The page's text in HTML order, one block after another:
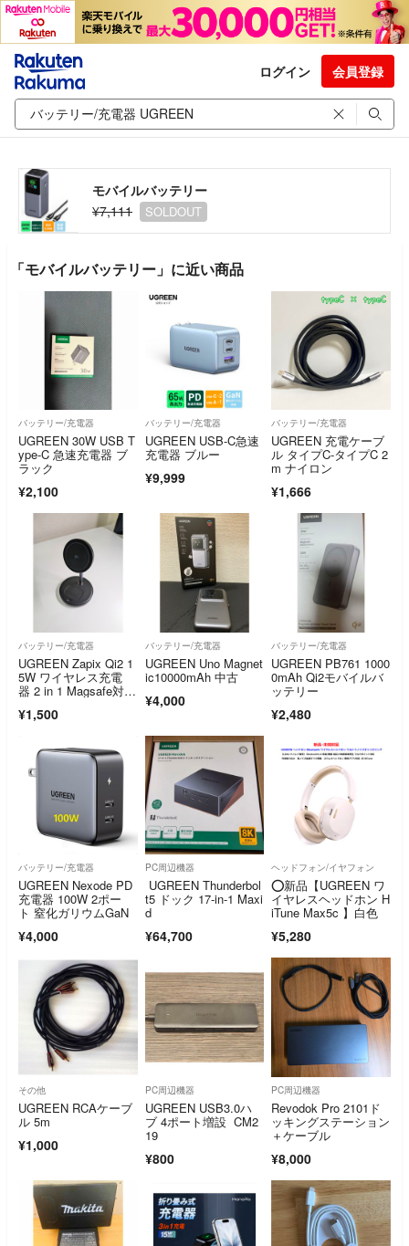
ログイン 会員登録
モバイルバッテリー
¥7,111
SOLDOUT
「モバイルバッテリー」に近い商品
バッテリー/充電器
UGREEN 30W USB T
ype-C 急速充電器 ブ
ラック
¥2,100
バッテリー/充電器
UGREEN USB-C急速
充電器 ブルー
¥9,999
バッテリー/充電器
UGREEN 充電ケーブ
ル タイプC-タイプC 2
m ナイロン
¥1,666
バッテリー/充電器
UGREEN Zapix Qi2 1
5W ワイヤレス充電
器 2 in 1 Magsafe対
き
¥1,500
バッテリー/充電器
UGREEN Uno Magnet
ic10000mAh 中古
¥4,000
バッテリー/充電器
UGREEN PB761 1000
0mAh Qi2モバイルバ
ッテリー
¥2,480
バッテリー/充電器
UGREEN Nexode PD
充電器 100W 2ポー
ト 窒化ガリウムGaN
¥4,000
PC周辺機器
UGREEN Thunderbol
t5 ドック 17-in-1 Maxi
d
¥64,700
ヘッドフォン/イヤフォン
⭕新品【UGREEN ワ
イヤレスヘッドホン H
iTune Max5c 】白色
¥5,280
その他
UGREEN RCAケーブ
ル 5m
¥1,000
PC周辺機器
UGREEN USB3.0ハ
ブ 4ポート増設 CM2
19
¥800
PC周辺機器
Revodok Pro 2101ド
ッキングステーション
＋ケーブル
¥8,000